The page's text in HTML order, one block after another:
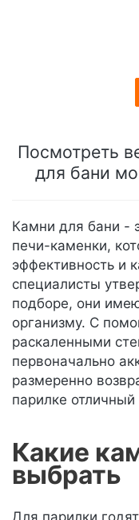
Посмотреть
для бани
Камни для бани -
печи-каменки,
эффективность и
специалисты
подборе, они
организму. С
раскаленными
первоначально
размеренно
парилке отличный
Какие
выбрать
Для парилки